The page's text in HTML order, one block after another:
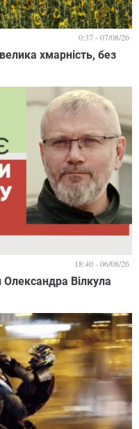
хмарність, без
0:37 - 07/08/26
Вілкула
18:40 - 06/08/26